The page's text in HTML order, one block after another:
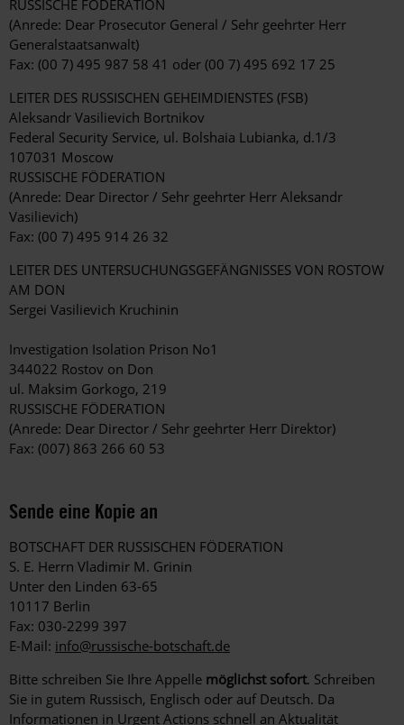
RUSSISCHE FÖDERATION
(Anrede: Dear Prosecutor General / Sehr geehrter Herr
Generalstaatsanwalt)
Fax: (00 7) 495 987 58 41 oder (00 7) 495 692 17 25
LEITER DES RUSSISCHEN GEHEIMDIENSTES (FSB)
Aleksandr Vasilievich Bortnikov
Federal Security Service, ul. Bolshaia Lubianka, d.1/3
107031 Moscow
RUSSISCHE FÖDERATION
(Anrede: Dear Director / Sehr geehrter Herr Aleksandr
Vasilievich)
Fax: (00 7) 495 914 26 32
LEITER DES UNTERSUCHUNGSGEFÄNGNISSES VON ROSTOW
AM DON
Sergei Vasilievich Kruchinin
Investigation Isolation Prison No1
344022 Rostov on Don
ul. Maksim Gorkogo, 219
RUSSISCHE FÖDERATION
(Anrede: Dear Director / Sehr geehrter Herr Direktor)
Fax: (007) 863 266 60 53
Sende eine Kopie an
BOTSCHAFT DER RUSSISCHEN FÖDERATION
S. E. Herrn Vladimir M. Grinin
Unter den Linden 63-65
10117 Berlin
Fax: 030-2299 397
E-Mail: info@russische-botschaft.de
Bitte schreiben Sie Ihre Appelle möglichst sofort. Schreiben
Sie in gutem Russisch, Englisch oder auf Deutsch. Da
Informationen in Urgent Actions schnell an Aktualität